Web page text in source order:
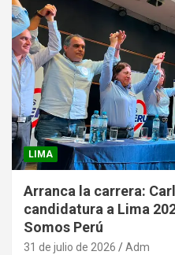
LIMA
Arranca la carrera:
candidatura a Lima
Somos Perú
31 de julio de 2026 Adm